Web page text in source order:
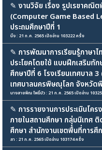
✎ งานวิจัย เรื่อง รูปเรขาคณิ
(Computer Game Based
ประถมศึกษาปีที่ 1
นิ้ง : 21 ก.ค. 2565 เปิดอ่าน 103222 ครั้ง
✎ การพัฒนาการเรียนรู้ภาษา
ประโยคโดยใช้ แบบฝึกเสริมทั
ศึกษาปีที่ 6 โรงเรียนเทศบาล
เทศบาลนครพิษณุโลก จังหวัด
นางสายพิณ โพธิ์บัว : 21 ก.ค. 2565 เปิดอ่าน
✎ การรายงานการประเมินโ
ภายในสถานศึกษา กลุ่มนิเทศ
ศึกษา สำนักงานเขตพื้นที่การศึ
สา : 21 ก.ค. 2565 เปิดอ่าน 103174 ครั้ง